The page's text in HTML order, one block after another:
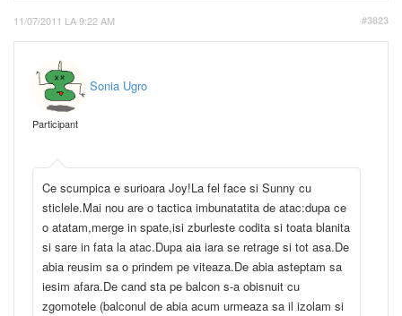
11/07/2011 LA 9:22 AM #3823
Sonia Ugro
Participant
Ce scumpica e surioara Joy!La fel face si Sunny cu
sticlele.Mai nou are o tactica imbunatatita de atac:dupa ce
o atatam,merge in spate,isi zburleste codita si toata blanita
si sare in fata la atac.Dupa aia iara se retrage si tot asa.De
abia reusim sa o prindem pe viteaza.De abia asteptam sa
iesim afara.De cand sta pe balcon s-a obisnuit cu
zgomotele (balconul de abia acum urmeaza sa il izolam si